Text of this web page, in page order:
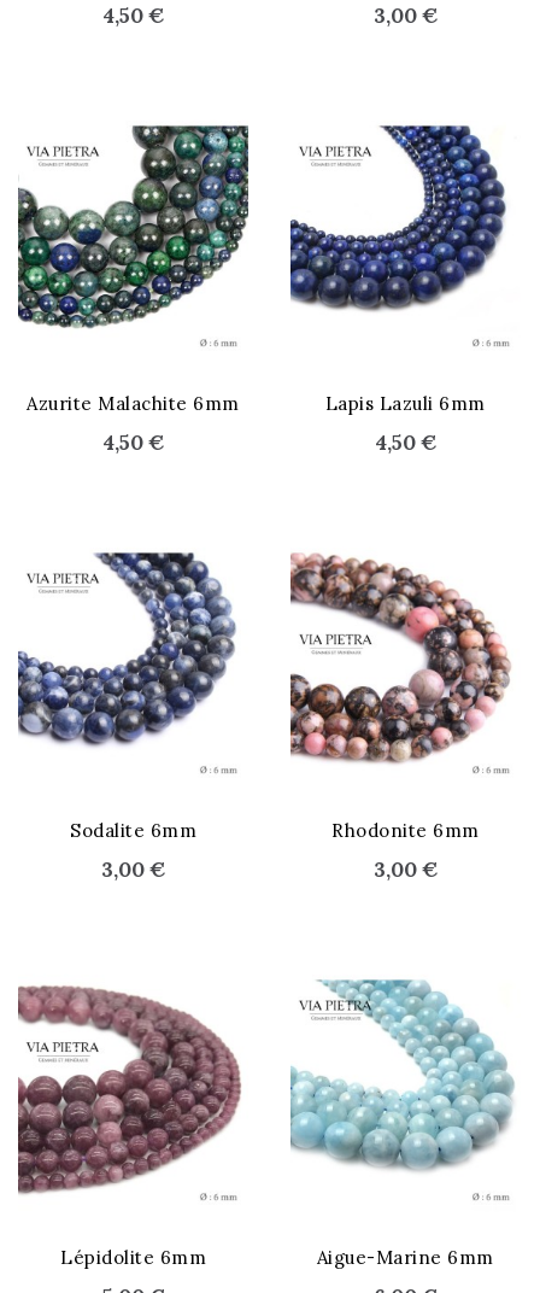
4,50 € 3,00 €
Azurite Malachite 6mm
4,50 €
Lapis Lazuli 6mm
4,50 €
Sodalite 6mm
3,00 €
Rhodonite 6mm
3,00 €
Lépidolite 6mm Aigue-Marine 6mm